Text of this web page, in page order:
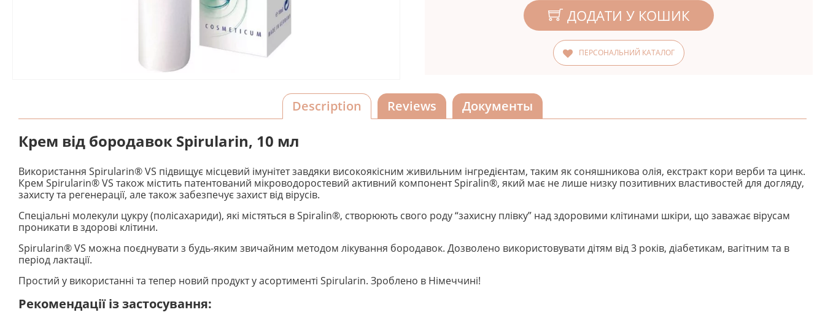
ДОДАТИ У КОШИК
ПЕРСОНАЛЬНИЙ КАТАЛОГ
Description Reviews Документы
Крем від бородавок Spirularin, 10 мл
Використання Spirularin® VS підвищує місцевий імунітет завдяки високоякісним живильним інгредієнтам, таким як соняшникова олія, екстракт кори верби та цинк.
Крем Spirularin® VS також містить патентований мікроводоростевий активний компонент Spiralin®, який має не лише низку позитивних властивостей для догляду,
захисту та регенерації, але також забезпечує захист від вірусів.
Спеціальні молекули цукру (полісахариди), які містяться в Spiralin®, створюють свого роду “захисну плівку” над здоровими клітинами шкіри, що заважає вірусам
проникати в здорові клітини.
Spirularin® VS можна поєднувати з будь-яким звичайним методом лікування бородавок. Дозволено використовувати дітям від 3 років, діабетикам, вагітним та в
період лактації.
Простий у використанні та тепер новий продукт у асортименті Spirularin. Зроблено в Німеччині!
Рекомендації із застосування: